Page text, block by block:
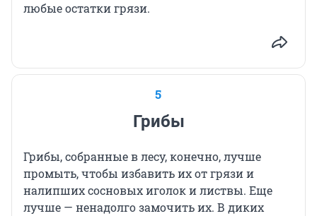
любые остатки грязи.
5
Грибы
Грибы, собранные в лесу, конечно, лучше
промыть, чтобы избавить их от грязи и
налипших сосновых иголок и листвы. Еще
лучше — ненадолго замочить их. В диких